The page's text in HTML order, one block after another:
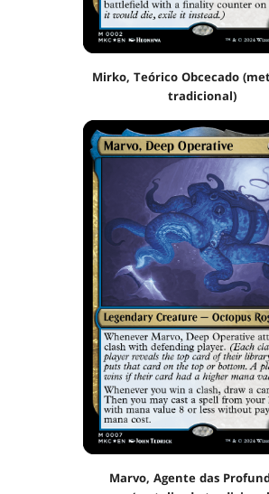
Mirko, Teórico Obcecado
tradicional)
Marvo, Agente das